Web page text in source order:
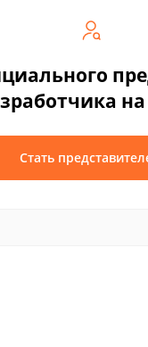
Стать